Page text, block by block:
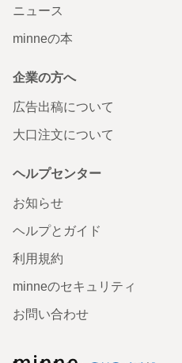
ニュース
minneの本
企業の方へ
広告出稿について
大口注文について
ヘルプセンター
お知らせ
ヘルプとガイド
利用規約
minneのセキュリティ
お問い合わせ